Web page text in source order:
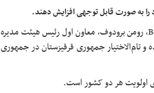
را به صورت قابل توجهی افزایش دهند.
به نقل از Belta، رومن برودوف، معاون اول رئیس هیئت ‌مدیره
و تام‌الاختیار جمهوری قرقیزستان در جمهوری
اولویت هر دو کشور است.